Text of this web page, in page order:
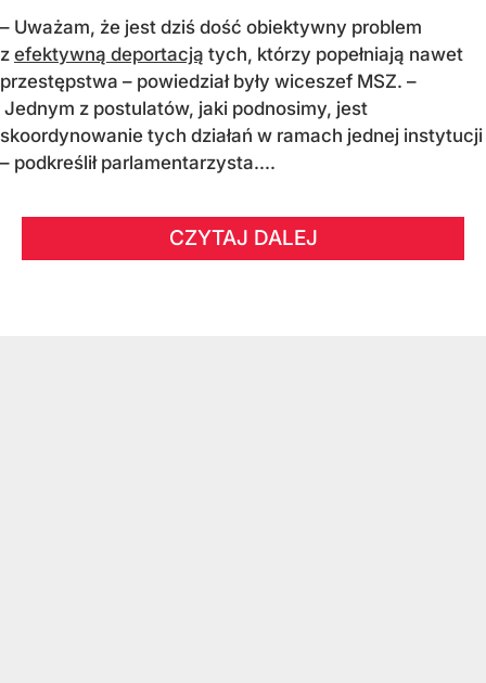
– Uważam, że jest dziś dość obiektywny problem
z efektywną deportacją tych, którzy popełniają nawet
przestępstwa – powiedział były wiceszef MSZ. –
Jednym z postulatów, jaki podnosimy, jest
skoordynowanie tych działań w ramach jednej instytucji
– podkreślił parlamentarzysta....
CZYTAJ DALEJ